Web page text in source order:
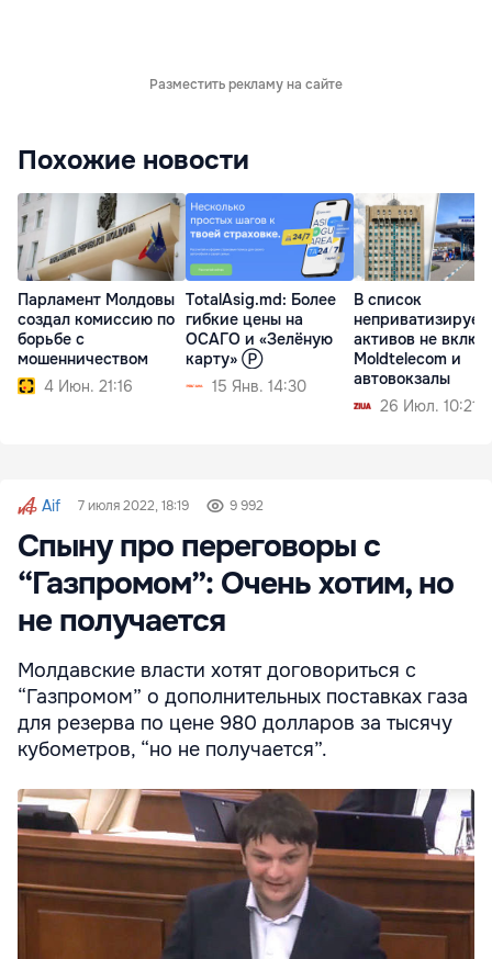
Разместить рекламу на сайте
Похожие новости
Парламент Молдовы
создал комиссию по
борьбе с
мошенничеством
4 Июн. 21:16
TotalAsig.md: Более
гибкие цены на
ОСАГО и «Зелёную
карту» Ⓟ
15 Янв. 14:30
В список
активов не
Moldtelecom и
автовокзалы
26 Июл. 10:21
Aif 7 июля 2022, 18:19 9 992
Спыну про переговоры с
“Газпромом”: Очень хотим, но
не получается
Молдавские власти хотят договориться с
“Газпромом” о дополнительных поставках газа
для резерва по цене 980 долларов за тысячу
кубометров, “но не получается”.